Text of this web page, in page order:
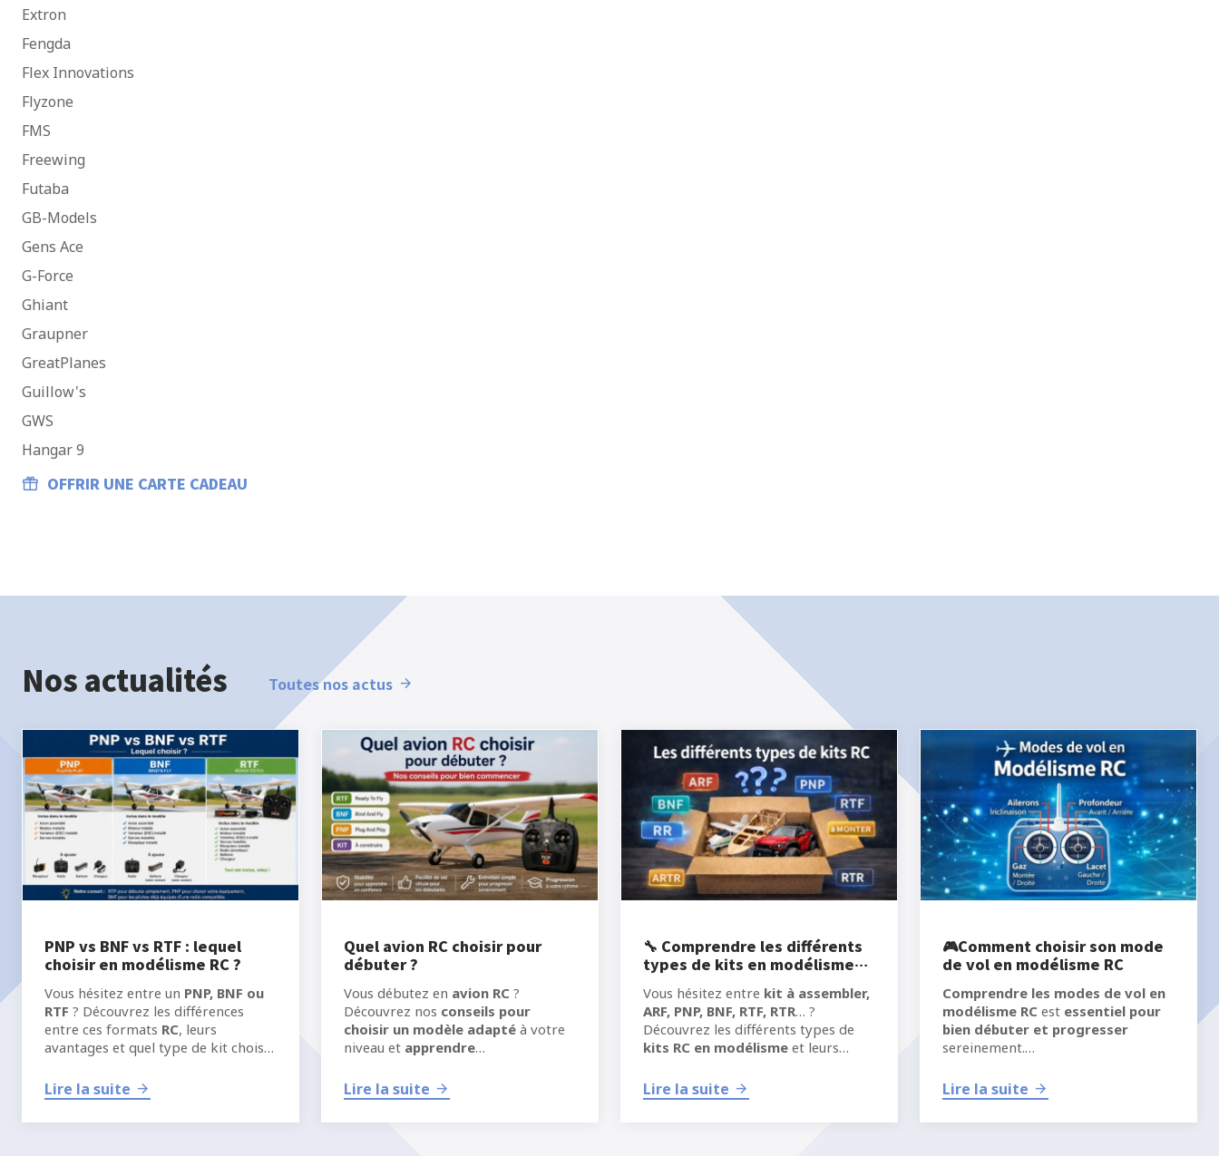
Extron
Fengda
Flex Innovations
Flyzone
FMS
Freewing
Futaba
GB-Models
Gens Ace
G-Force
Ghiant
Graupner
GreatPlanes
Guillow's
GWS
Hangar 9
OFFRIR UNE CARTE CADEAU
Nos actualités Toutes nos actus
PNP vs BNF vs RTF : lequel
choisir en modélisme RC ?
Vous hésitez entre un PNP, BNF ou
RTF ? Découvrez les différences
entre ces formats RC, leurs
avantages et quel type de kit choisir
équipement et votre manière de
pratiquer l’aéromodélisme
modélisme RC.
Lire la suite
Quel avion RC choisir pour
débuter ?
Vous débutez en avion RC ?
Découvrez nos conseils pour
choisir un modèle adapté à votre
niveau et apprendre
meilleures conditions.
Lire la suite
🔧 Comprendre les différents
types de kits en modélisme
Vous hésitez entre kit à assembler,
ARF, PNP, BNF, RTF, RTR… ?
Découvrez les différents types de
kits RC en modélisme et leurs
Lire la suite
🎮Comment choisir son mode
de vol en modélisme RC
Comprendre les modes de vol en
modélisme RC est essentiel pour
bien débuter et progresser
sereinement.
Lire la suite